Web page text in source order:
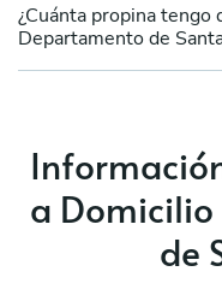
¿Cuánta propina tengo
Departamento de
a
de